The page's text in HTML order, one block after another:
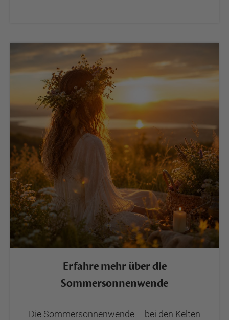
Erfahre mehr über die
Sommersonnenwende
Die Sommersonnenwende – bei den Kelten